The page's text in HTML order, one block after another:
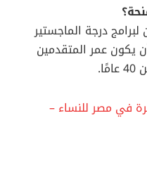
درجة الماجستير
يجب أن يكون عمر المتقدمين
في مصر للنساء –